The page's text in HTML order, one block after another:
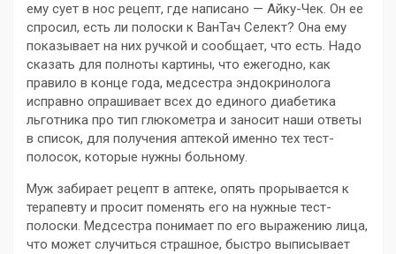
ему сует в нос рецепт, где написано — Айку-Чек. Он ее
спросил, есть ли полоски к ВанТач Селект? Она ему
показывает на них ручкой и сообщает, что есть. Надо
сказать для полноты картины, что ежегодно, как
правило в конце года, медсестра эндокринолога
исправно опрашивает всех до единого диабетика
льготника про тип глюкометра и заносит наши ответы
в список, для получения аптекой именно тех тест-
полосок, которые нужны больному.
Муж забирает рецепт в аптеке, опять прорывается к
терапевту и просит поменять его на нужные тест-
полоски. Медсестра понимает по его выражению лица,
что может случиться страшное, быстро выписывает